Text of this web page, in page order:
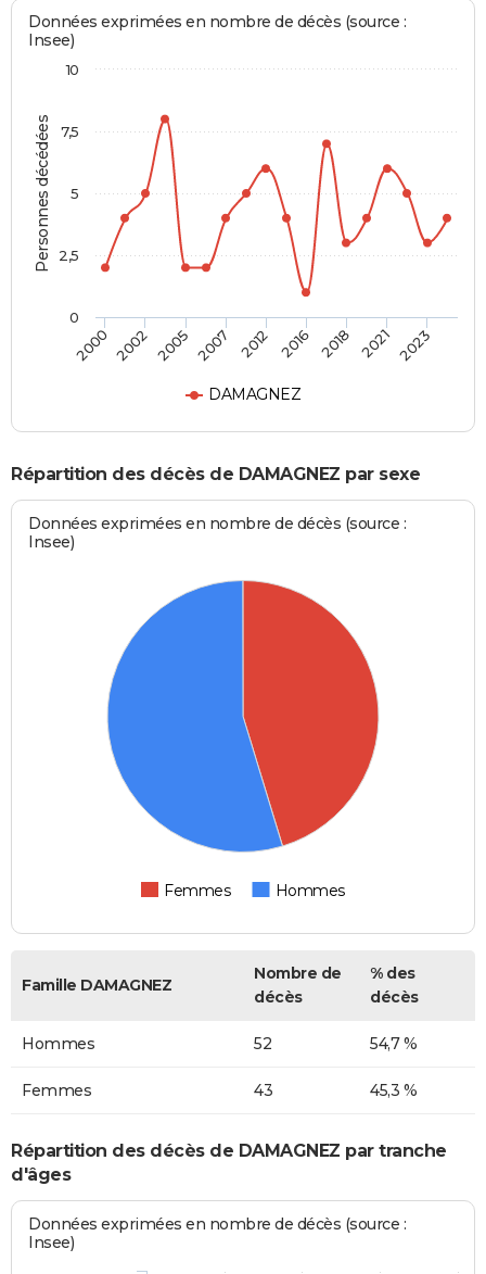
Personnes décédées
Données exprimées en nombre de décès (source :
Insee)
DAMAGNEZ
2000 2002 2005 2007 2012 2016 2018 2021 2023
0
10
2,5
5
7,5
Répartition des décès de DAMAGNEZ par sexe
Données exprimées en nombre de décès (source :
Insee)
Femmes Hommes
Famille DAMAGNEZ
Nombre de
décès
% des
décès
Hommes 52 54,7 %
Femmes 43 45,3 %
Répartition des décès de DAMAGNEZ par tranche
d'âges
Données exprimées en nombre de décès (source :
Insee)